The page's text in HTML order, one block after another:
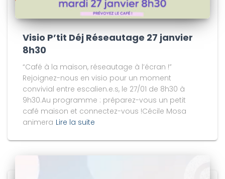
Visio P’tit Déj Réseautage 27 janvier
8h30
“Café à la maison, réseautage à l’écran !”
Rejoignez-nous en visio pour un moment
convivial entre escalien.e.s, le 27/01 de 8h30 à
9h30.Au programme : préparez-vous un petit
café maison et connectez-vous !Cécile Mosa
animera Lire la suite